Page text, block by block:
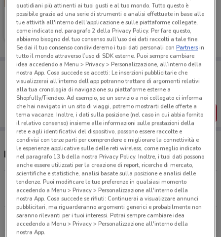
Città del Sole
Scade il 31/12 25.3 km
Porta DoveConviene sempre con te!
Puoi trovare le migliori offerte dei negozi vicino a te,
salvarle e creare la tua lista del risparmio, comodamente
dal tuo cellulare.
SCARICA L’APP
Negozi Città del Sole a Biancavilla
Viale Jonio, 46 Catania
25.3 km
CHIUSO
Tutti i negozi Città del Sole
quotidiani più attinenti ai tuoi gusti e al tuo mondo. Tutto questo è
possibile grazie ad una serie di strumenti e analisi effettuate in base alle
tue attività all'interno dell'applicazione e sulle piattaforme collegate,
come indicato nel paragrafo 2 della Privacy Policy. Per fare questo,
abbiamo bisogno del tuo consenso sull'uso dei dati raccolti a tale fine.
Se dai il tuo consenso condivideremo i tuoi dati personali conPartnersin
tutto il mondo attraverso l’uso di SDK esterne. Puoi sempre cambiare
idea accedendo a Menu > Privacy > Personalizzazione, all’interno della
nostra App. Cosa succede se accetti: Le inserzioni pubblicitarie che
visualizzerai all'interno dell’app potranno trattare di argomenti relativi
alla tua cronologia di navigazione su piattaforme esterne a
Shopfully/Tiendeo. Ad esempio, se un servizio a noi collegato ci informa
che hai navigato in un sito di viaggi, potremo mostrarti delle offerte a
tema vacanze. Inoltre, i dati sulla posizione (nel caso in cui abbia fornito
il relativo consenso) insieme alle informazioni sulle prestazioni della
rete e agli identificativi del dispositivo, possono essere raccolte e
condivisi con terze parti per comprendere e migliorare la connettività e
le esperienze applicative sulle delle reti wireless, come meglio indicato
nel paragrafo 13.b della nostra Privacy Policy. Inoltre, i tuoi dati possono
anche essere utilizzati per la creazione di report, ricerche di mercato,
scientifiche e statistiche, analisi basate sulla posizione e analisi delle
tendenze. Puoi modificare le tue preferenze in qualsiasi momento
accedendo a Menu > Privacy > Personalizzazione all'interno della
nostra App. Cosa succede se rifiuti: Continuerai a visualizzare annunci
pubblicitari, ma riguarderanno argomenti generici e probabilmente non
saranno rilevanti per i tuoi interessi. Potrai sempre cambiare idea
accedendo a Menu > Privacy > Personalizzazione all'interno della
nostra App.